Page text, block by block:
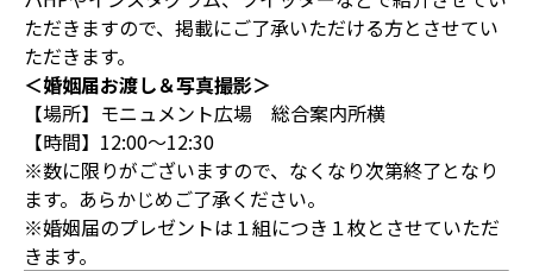
ただきますので、掲載にご了承いただける方とさせてい
ただきます。
＜婚姻届お渡し＆写真撮影＞
【場所】モニュメント広場 総合案内所横
【時間】12:00～12:30
※数に限りがございますので、なくなり次第終了となり
ます。あらかじめご了承ください。
※婚姻届のプレゼントは１組につき１枚とさせていただ
きます。